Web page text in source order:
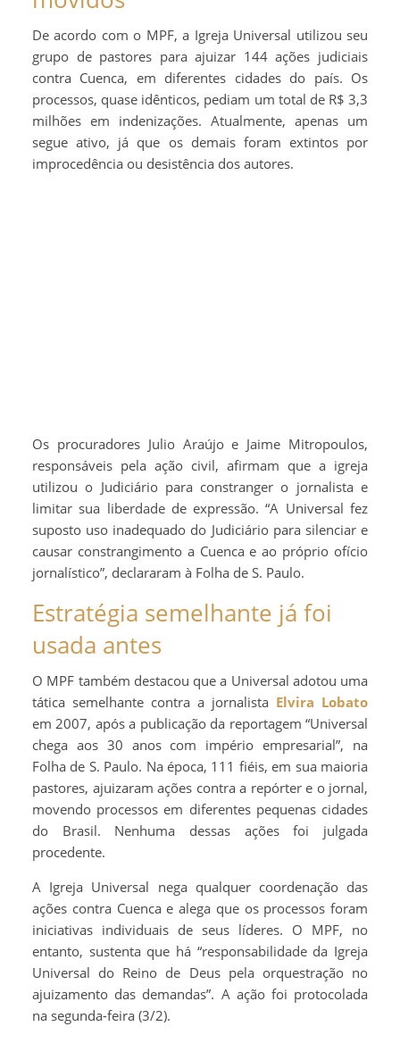
De acordo com o MPF, a Igreja Universal utilizou seu
grupo de pastores para ajuizar 144 ações judiciais
contra Cuenca, em diferentes cidades do país. Os
processos, quase idênticos, pediam um total de R$ 3,3
milhões em indenizações. Atualmente, apenas um
segue ativo, já que os demais foram extintos por
improcedência ou desistência dos autores.
Os procuradores Julio Araújo e Jaime Mitropoulos,
responsáveis pela ação civil, afirmam que a igreja
utilizou o Judiciário para constranger o jornalista e
limitar sua liberdade de expressão. “A Universal fez
suposto uso inadequado do Judiciário para silenciar e
causar constrangimento a Cuenca e ao próprio ofício
jornalístico”, declararam à Folha de S. Paulo.
Estratégia semelhante já foi
usada antes
O MPF também destacou que a Universal adotou uma
tática semelhante contra a jornalista Elvira Lobato
em 2007, após a publicação da reportagem “Universal
chega aos 30 anos com império empresarial”, na
Folha de S. Paulo. Na época, 111 fiéis, em sua maioria
pastores, ajuizaram ações contra a repórter e o jornal,
movendo processos em diferentes pequenas cidades
do Brasil. Nenhuma dessas ações foi julgada
procedente.
A Igreja Universal nega qualquer coordenação das
ações contra Cuenca e alega que os processos foram
iniciativas individuais de seus líderes. O MPF, no
entanto, sustenta que há “responsabilidade da Igreja
Universal do Reino de Deus pela orquestração no
ajuizamento das demandas”. A ação foi protocolada
na segunda-feira (3/2).